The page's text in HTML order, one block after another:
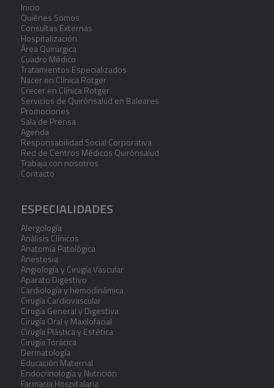
Inicio
Quiénes Somos
Consultas Externas
Hospitalización
Área Quirúrgica
Cuadro Médico
Tratamientos Especializados
Nacer en Clínica Rotger
Crecer en Clínica Rotger
Servicios de Quirónsalud en Baleares
Promociones
Sala de Prensa
Agenda
Responsabilidad Social Corporativa
Red de Centros Médicos Quirónsalud
Trabaja con nosotros
Contacto
ESPECIALIDADES
Alergología
Análisis Clínicos
Anatomía Patológica
Anestesia
Angiología y Cirugía Vascular
Aparato Digestivo
Cardiología y hemodinámica
Cirugía Cardiovascular
Cirugía General y Digestiva
Cirugía Oral y Maxilofacial
Cirugía Plástica y Estética
Cirugía Torácica
Dermatología
Educación Maternal
Endocrinología y Nutrición
Farmacia Hospitalaria